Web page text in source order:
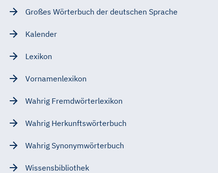
Großes Wörterbuch der deutschen Sprache
Kalender
Lexikon
Vornamenlexikon
Wahrig Fremdwörterlexikon
Wahrig Herkunftswörterbuch
Wahrig Synonymwörterbuch
Wissensbibliothek